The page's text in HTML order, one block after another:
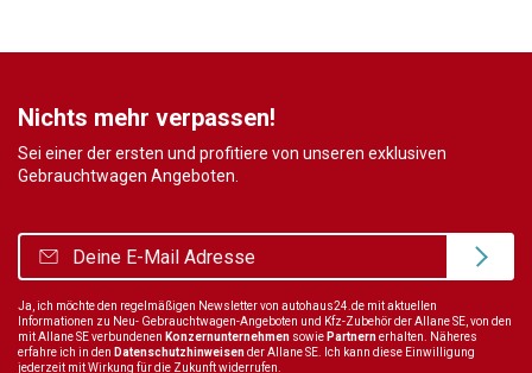
Nichts mehr verpassen!
Sei einer der ersten und profitiere von unseren exklusiven
Gebrauchtwagen Angeboten.
Ja, ich möchte den regelmäßigen Newsletter von autohaus24.de mit aktuellen
Informationen zu Neu- Gebrauchtwagen-Angeboten und Kfz-Zubehör der Allane SE, von den
mit Allane SE verbundenen Konzernunternehmen sowie Partnernerhalten. Näheres
erfahre ich in den Datenschutzhinweisender Allane SE. Ich kann diese Einwilligung
jederzeit mit Wirkung für die Zukunft widerrufen.